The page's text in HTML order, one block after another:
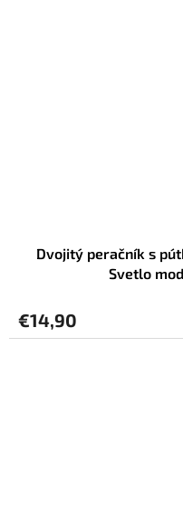
Dvojitý peračník s
Svetlo
€14,90